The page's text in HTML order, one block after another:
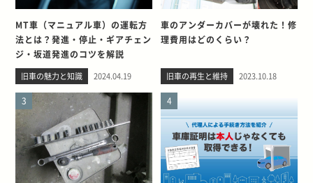
MT車（マニュアル車）の運転方
法とは？発進・停止・ギアチェン
ジ・坂道発進のコツを解説
旧車の魅力と知識 2024.04.19
車のアンダーカバーが壊れた！修
理費用はどのくらい？
旧車の再生と維持 2023.10.18
3 4